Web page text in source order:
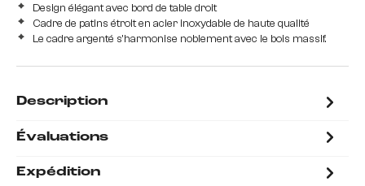
Design élégant avec bord de table droit
Cadre de patins étroit en acier inoxydable de haute qualité
Le cadre argenté s'harmonise noblement avec le bois massif.
Description
Évaluations
Expédition